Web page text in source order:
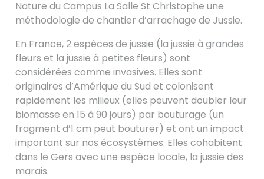
Nature du Campus La Salle St Christophe une
méthodologie de chantier d’arrachage de Jussie.
En France, 2 espèces de jussie (la jussie à grandes
fleurs et la jussie à petites fleurs) sont
considérées comme invasives. Elles sont
originaires d’Amérique du Sud et colonisent
rapidement les milieux (elles peuvent doubler leur
biomasse en 15 à 90 jours) par bouturage (un
fragment d’1 cm peut bouturer) et ont un impact
important sur nos écosystèmes. Elles cohabitent
dans le Gers avec une espèce locale, la jussie des
marais.